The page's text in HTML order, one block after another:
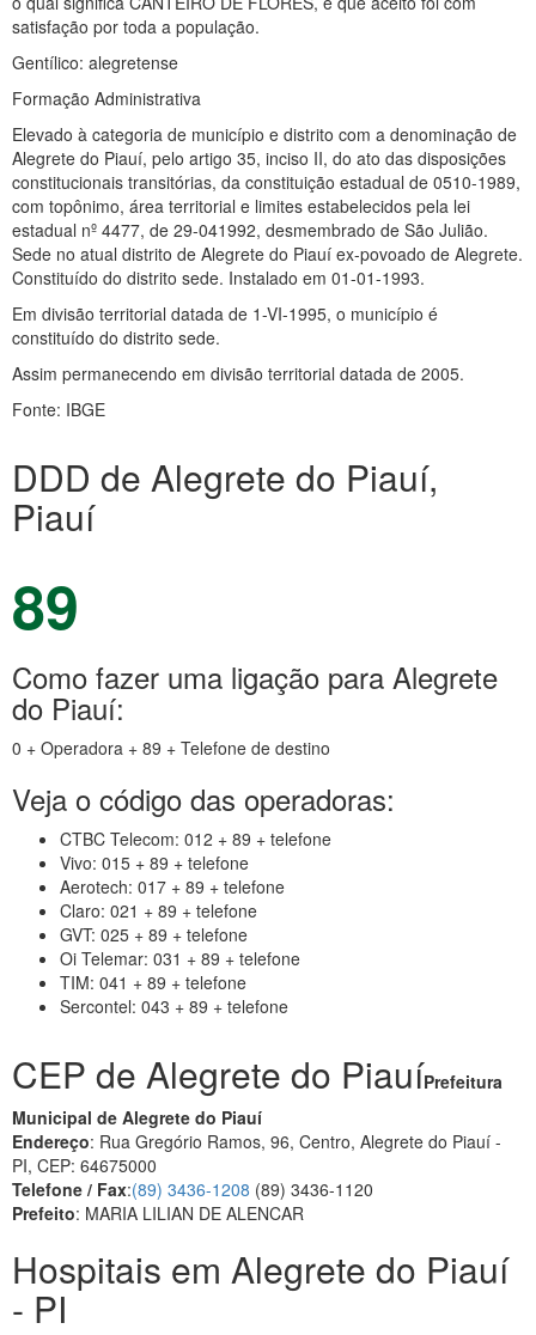
satisfação por toda a população.
Gentílico: alegretense
Formação Administrativa
Elevado à categoria de município e distrito com a denominação de
Alegrete do Piauí, pelo artigo 35, inciso II, do ato das disposições
constitucionais transitórias, da constituição estadual de 0510-1989,
com topônimo, área territorial e limites estabelecidos pela lei
estadual nº 4477, de 29-041992, desmembrado de São Julião.
Sede no atual distrito de Alegrete do Piauí ex-povoado de Alegrete.
Constituído do distrito sede. Instalado em 01-01-1993.
Em divisão territorial datada de 1-VI-1995, o município é
constituído do distrito sede.
Assim permanecendo em divisão territorial datada de 2005.
Fonte: IBGE
DDD de Alegrete do Piauí,
Piauí
89
Como fazer uma ligação para Alegrete
do Piauí:
0 + Operadora + 89 + Telefone de destino
Veja o código das operadoras:
CTBC Telecom: 012 + 89 + telefone
Vivo: 015 + 89 + telefone
Aerotech: 017 + 89 + telefone
Claro: 021 + 89 + telefone
GVT: 025 + 89 + telefone
Oi Telemar: 031 + 89 + telefone
TIM: 041 + 89 + telefone
Sercontel: 043 + 89 + telefone
CEP de Alegrete do PiauíPrefeitura
Municipal de Alegrete do Piauí
Endereço: Rua Gregório Ramos, 96, Centro, Alegrete do Piauí -
PI, CEP: 64675000
Telefone / Fax:(89) 3436-1208 (89) 3436-1120
Prefeito: MARIA LILIAN DE ALENCAR
Hospitais em Alegrete do Piauí
- PI